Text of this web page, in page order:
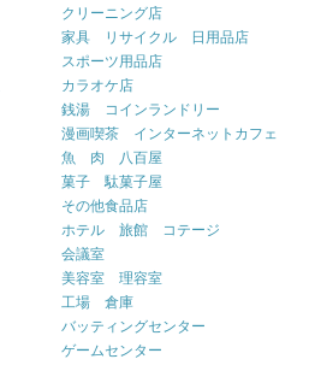
クリーニング店
家具 リサイクル 日用品店
スポーツ用品店
カラオケ店
銭湯 コインランドリー
漫画喫茶 インターネットカフェ
魚 肉 八百屋
菓子 駄菓子屋
その他食品店
ホテル 旅館 コテージ
会議室
美容室 理容室
工場 倉庫
バッティングセンター
ゲームセンター